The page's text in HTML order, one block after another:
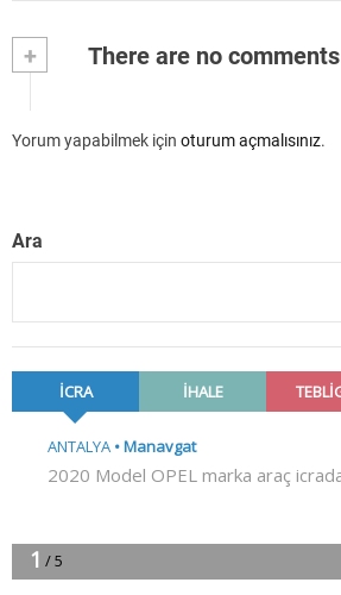
+ There are no comments
Yorum yapabilmek için oturum açmalısınız.
Ara